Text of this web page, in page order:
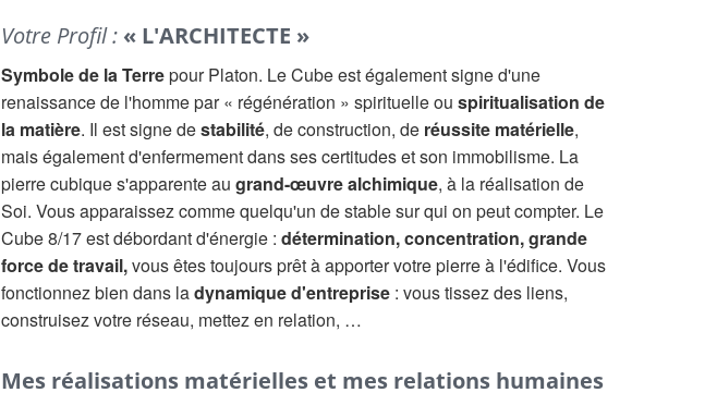
Votre Profil : « L'ARCHITECTE »
Symbole de la Terrepour Platon. Le Cube est également signe d'une
renaissance de l'homme par « régénération » spirituelle ou spiritualisation de
la matière. Il est signe destabilité, de construction, de réussite matérielle,
mais également d'enfermement dans ses certitudes et son immobilisme. La
pierre cubique s'apparente au grand-œuvre alchimique, à la réalisation de
Soi. Vous apparaissez comme quelqu'un de stable sur qui on peut compter. Le
Cube 8/17 est débordant d'énergie : détermination, concentration, grande
force de travail,vous êtes toujours prêt à apporter votre pierre à l'édifice. Vous
fonctionnez bien dans ladynamique d'entreprise : vous tissez des liens,
construisez votre réseau, mettez en relation, …
Mes réalisations matérielles et mes relations humaines